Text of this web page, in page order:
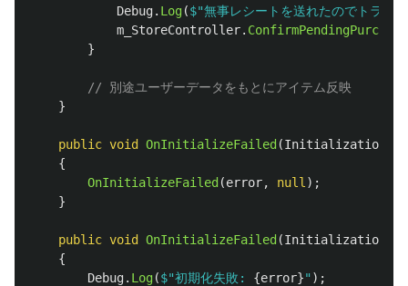
Debug. Log($"無事レシートを送れたのでトラン
m_StoreController. ConfirmPendingPurchase
}
// 別途ユーザーデータをもとにアイテム反映
}
public void OnInitializeFailed (
{
OnInitializeFailed (error, null );
}
public void OnInitializeFailed (
{
Debug. Log($"初期化失敗: {error}" );